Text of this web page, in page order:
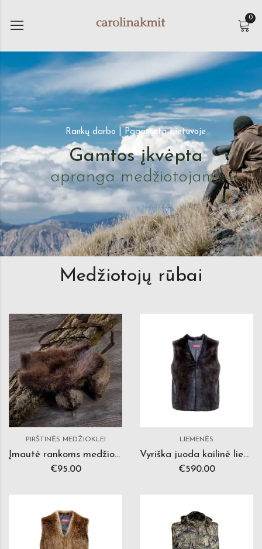
0
Rankų darbo | Pagaminta Lietuvoje
Gamtos įkvėpta
apranga medžiotojams
Medžiotojų rūbai
PIRŠTINĖS MEDŽIOKLEI
Įmautė rankoms medžiotojams
€95.00
LIEMENĖS
Vyriška juoda kailinė liemenė
€590.00